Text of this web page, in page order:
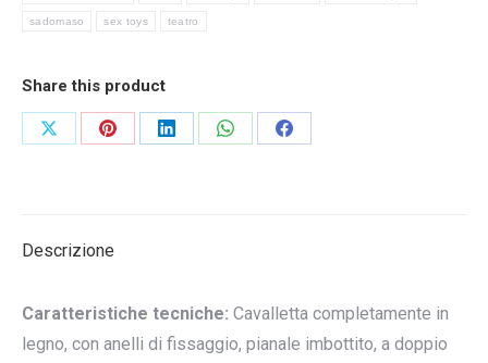
sadomaso sex toys teatro
Share this product
CondividiCondividiCondividiCondividiCondividi
Descrizione
Caratteristiche tecniche: Cavalletta completamente in
legno, con anelli di fissaggio, pianale imbottito, a doppio